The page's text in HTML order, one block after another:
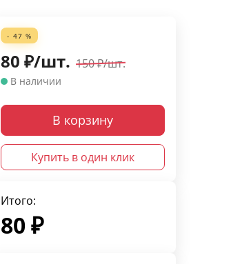
- 47 %
80 ₽/шт. 150₽/шт.
В наличии
В корзину
Купить в один клик
Итого:
80₽